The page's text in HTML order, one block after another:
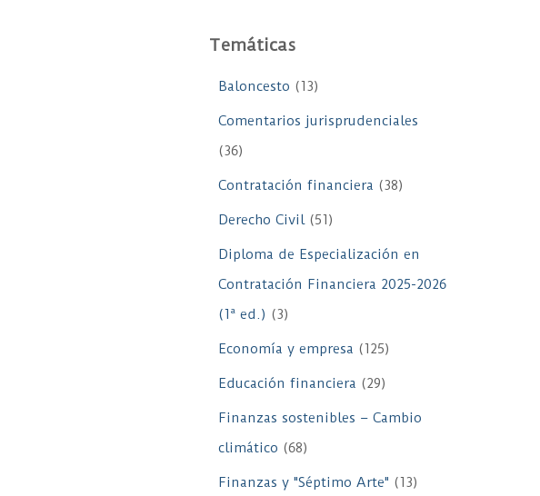
Temáticas
Baloncesto (13)
Comentarios jurisprudenciales
(36)
Contratación financiera (38)
Derecho Civil(51)
Diploma de Especialización en
Contratación Financiera 2025-2026
(1ª ed.) (3)
Economía y empresa (125)
Educación financiera (29)
Finanzas sostenibles – Cambio
climático (68)
Finanzas y "Séptimo Arte" (13)